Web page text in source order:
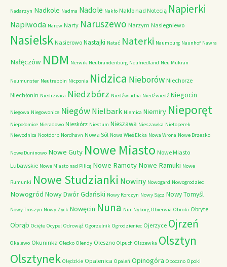
Nadarzyn Nadkole Nadma Nadole Nakło Nakło nad Notecią Napierki
Napiwoda Narew Narty Naruszewo Narzym Nasiegniewo
Nasielsk Nasierowo Nastajki Natać Naterki Naumburg Naunhof Nawra
Nałęczów NDM Nerwik Neubrandenburg Neufriedland Neu Mukran
Neumunster Neutrebbin Nicponia Nidzica Nieborów Niechorze
Niechłonin Niedrzwica Niedzbórz Niedźwiadna Niedźwiedź Niegocin
Niegowa Niegowonice Niegów Nielbark Niemica Niemiry Nieporęt
Niepołomice Nieradowo Nieskórz Niestum Nieszawa Nieszawka Nietoperek
Niewodnica Nootdorp Nordhavn Nowa Sól Nowa Wieś Ełcka Nowa Wrona Nowe Brzesko
Nowe Duninowo Nowe Guty Nowe Miasto Nowe Miasto
Lubawskie Nowe Miasto nad Pilicą Nowe Ramoty Nowe Ramuki Nowe
Rumunki Nowe Studzianki Nowiny Nowogard Nowogrodziec
Nowogród Nowy Dwór Gdański Nowy Korczyn Nowy Sącz Nowy Tomyśl
Nowy Troszyn Nowy Zyck Nowęcin Nuna Nur Nyborg Obierwia Obroki Obryte
Obrąb Ocięte Ocypel Odrowąż Ogorzelnik Ogrodzieniec Ojerzyce Ojrzeń
Okalewo Okuninka Olecko Olendy Oleszno Olpuch Olszewka Olsztyn
Olsztynek Olędzkie Opalenica Opaleń Opinogóra Opoczno Opoki